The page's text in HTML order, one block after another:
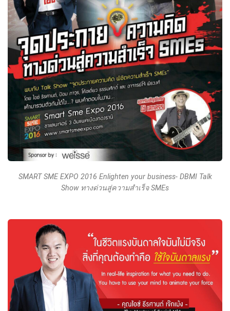
SMART SME EXPO 2016 Enlighten your business- DBMI Talk
Show ทางด่วนสู่ความสำเร็จ SMEs